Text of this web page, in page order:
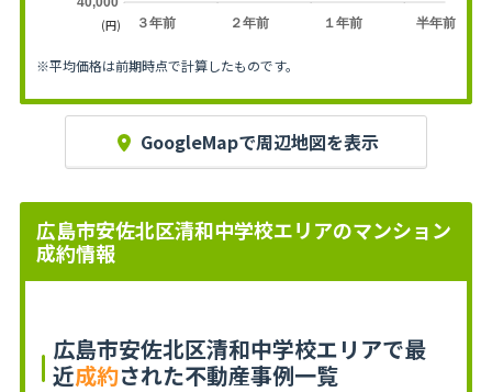
３年前 ２年前 １年前 半年前
(円)
※平均価格は前期時点で計算したものです。
GoogleMapで周辺地図を表示
広島市安佐北区清和中学校エリアのマンション
成約情報
広島市安佐北区清和中学校エリアで最
近成約された不動産事例一覧